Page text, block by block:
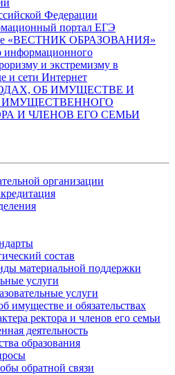
Федерации
портал ЕГЭ
«ВЕСТНИК ОБРАЗОВАНИЯ»
информационного
и экстремизму в
и сети Интернет
ОБ ИМУЩЕСТВЕ И
ИМУЩЕСТВЕННОГО
И ЧЛЕНОВ ЕГО СЕМЬИ
организации
состав
материальной поддержки
услуги
услуги
имуществе и обязательствах
ректора и членов его семьи
деятельность
образования
обратной связи